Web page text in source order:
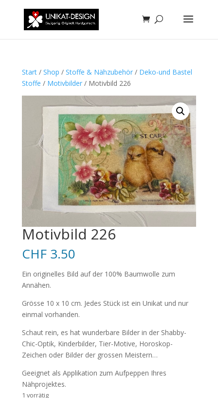
Start/ Shop / Stoffe & Nähzubehör/ Deko-und Bastel
Stoffe / Motivbilder/ Motivbild 226
Motivbild 226
CHF3.50
Ein originelles Bild auf der 100% Baumwolle zum
Annähen.
Grösse 10 x 10 cm. Jedes Stück ist ein Unikat und nur
einmal vorhanden.
Schaut rein, es hat wunderbare Bilder in der Shabby-
Chic-Optik, Kinderbilder, Tier-Motive, Horoskop-
Zeichen oder Bilder der grossen Meistern…
Geeignet als Applikation zum Aufpeppen Ihres
Nähprojektes.
1 vorrätig